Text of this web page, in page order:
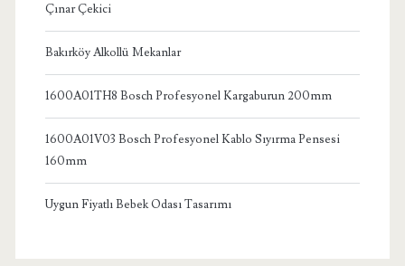
Çınar Çekici
Bakırköy Alkollü Mekanlar
1600A01TH8 Bosch Profesyonel Kargaburun 200mm
1600A01V03 Bosch Profesyonel Kablo Sıyırma Pensesi
160mm
Uygun Fiyatlı Bebek Odası Tasarımı